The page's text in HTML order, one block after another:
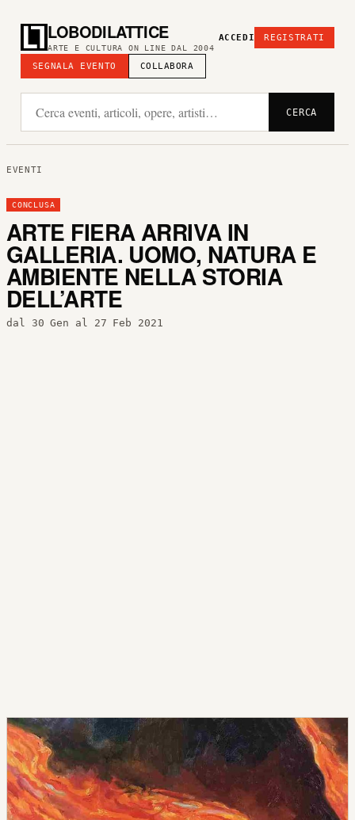
LOBODILATTICE
ARTE E CULTURA ON LINE DAL 2004
SEGNALA EVENTO COLLABORA
ACCEDI REGISTRATI
CERCA
EVENTI
CONCLUSA
ARTE FIERA ARRIVA IN
GALLERIA. UOMO, NATURA E
AMBIENTE NELLA STORIA
DELL’ARTE
dal 30 Gen al 27 Feb 2021